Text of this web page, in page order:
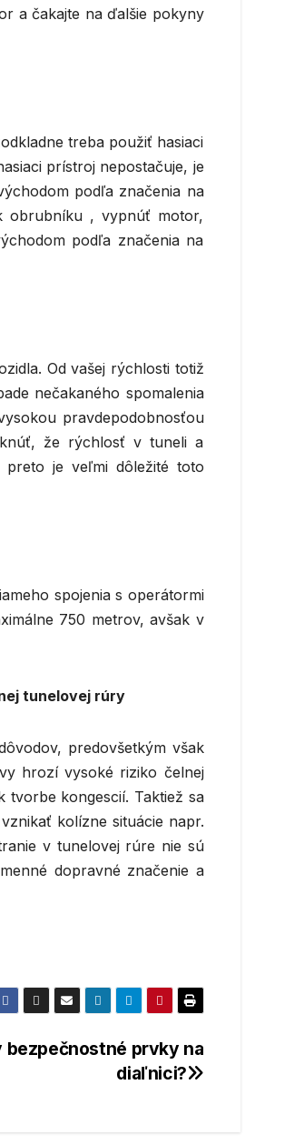
a čakajte na ďalšie pokyny
treba použiť hasiaci
prístroj nepostačuje, je
podľa značenia na
obrubníku , vypnúť motor,
podľa značenia na
Od vašej rýchlosti totiž
nečakaného spomalenia
pravdepodobnosťou
že rýchlosť v tuneli a
je veľmi dôležité toto
spojenia s operátormi
750 metrov, avšak v
tunelovej rúry
predovšetkým však
hrozí vysoké riziko čelnej
kongescií. Taktiež sa
kolízne situácie napr.
v tunelovej rúre nie sú
dopravné značenie a
bezpečnostné prvky na
diaľnici?